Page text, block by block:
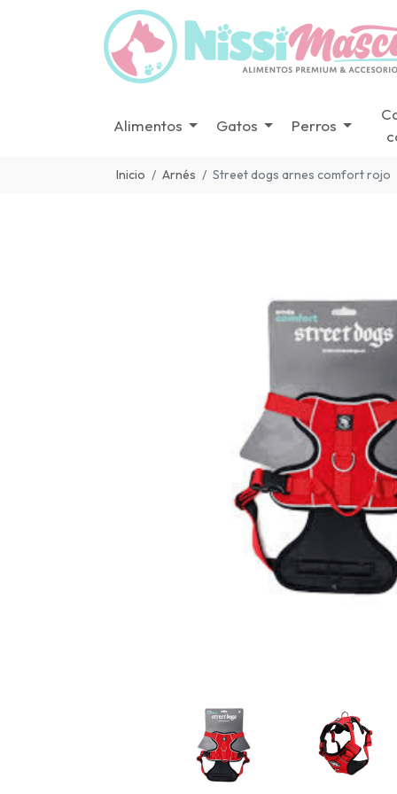
Alimentos Gatos Perros
Inicio Arnés Street dogs arnes comfort rojo